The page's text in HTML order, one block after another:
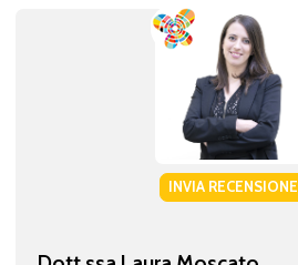
INVIA RECENSIONE